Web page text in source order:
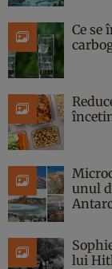
Ce se
unul
lui